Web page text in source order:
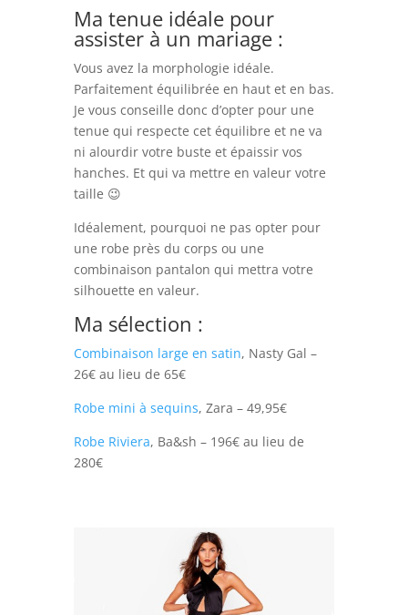
Ma tenue idéale pour
assister à un mariage :
Vous avez la morphologie idéale.
Parfaitement équilibrée en haut et en bas.
Je vous conseille donc d’opter pour une
tenue qui respecte cet équilibre et ne va
ni alourdir votre buste et épaissir vos
hanches. Et qui va mettre en valeur votre
taille 😉
Idéalement, pourquoi ne pas opter pour
une robe près du corps ou une
combinaison pantalon qui mettra votre
silhouette en valeur.
Ma sélection :
Combinaison large en satin, Nasty Gal –
26€ au lieu de 65€
Robe mini à sequins, Zara – 49,95€
Robe Riviera, Ba&sh – 196€ au lieu de
280€